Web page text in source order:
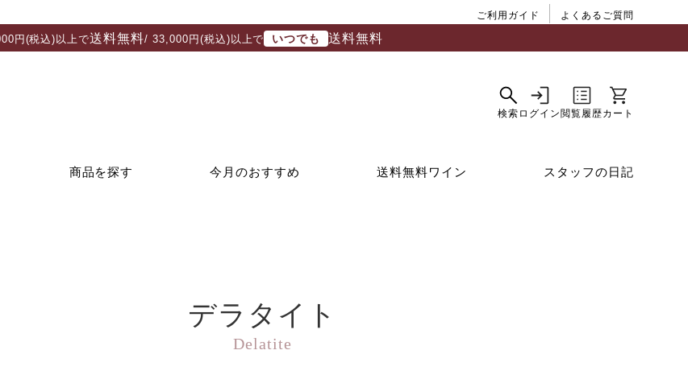
ご利用ガイド よくあるご質問
円(税込)以上で送料無料/ 33,000円(税込)以上で いつでも 送料無料
商品を探す 今月のおすすめ 送料無料ワイン スタッフの日記
デラタイト
Delatite